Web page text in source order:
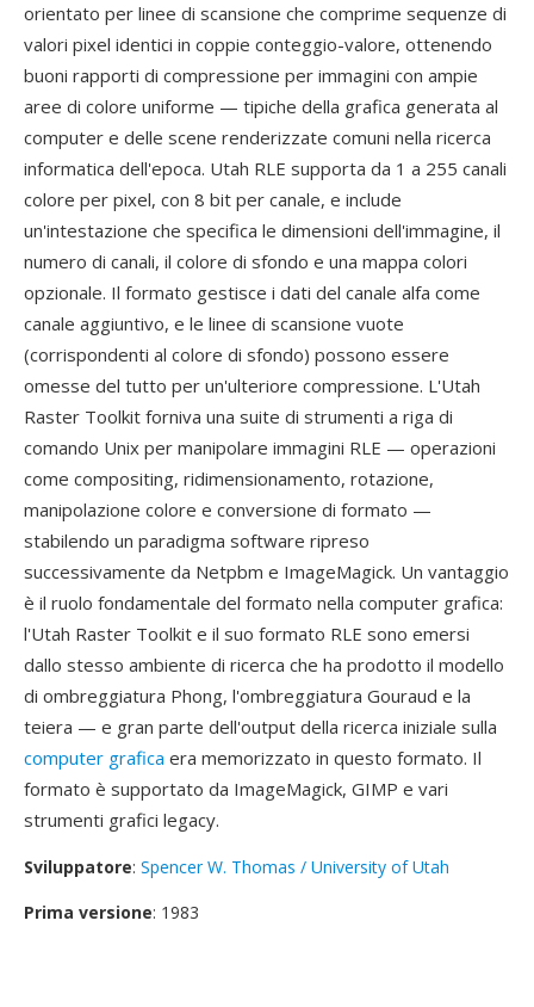
orientato per linee di scansione che comprime sequenze di
valori pixel identici in coppie conteggio-valore, ottenendo
buoni rapporti di compressione per immagini con ampie
aree di colore uniforme — tipiche della grafica generata al
computer e delle scene renderizzate comuni nella ricerca
informatica dell'epoca. Utah RLE supporta da 1 a 255 canali
colore per pixel, con 8 bit per canale, e include
un'intestazione che specifica le dimensioni dell'immagine, il
numero di canali, il colore di sfondo e una mappa colori
opzionale. Il formato gestisce i dati del canale alfa come
canale aggiuntivo, e le linee di scansione vuote
(corrispondenti al colore di sfondo) possono essere
omesse del tutto per un'ulteriore compressione. L'Utah
Raster Toolkit forniva una suite di strumenti a riga di
comando Unix per manipolare immagini RLE — operazioni
come compositing, ridimensionamento, rotazione,
manipolazione colore e conversione di formato —
stabilendo un paradigma software ripreso
successivamente da Netpbm e ImageMagick. Un vantaggio
è il ruolo fondamentale del formato nella computer grafica:
l'Utah Raster Toolkit e il suo formato RLE sono emersi
dallo stesso ambiente di ricerca che ha prodotto il modello
di ombreggiatura Phong, l'ombreggiatura Gouraud e la
teiera — e gran parte dell'output della ricerca iniziale sulla
computer grafica era memorizzato in questo formato. Il
formato è supportato da ImageMagick, GIMP e vari
strumenti grafici legacy.
Sviluppatore: Spencer W. Thomas / University of Utah
Prima versione: 1983